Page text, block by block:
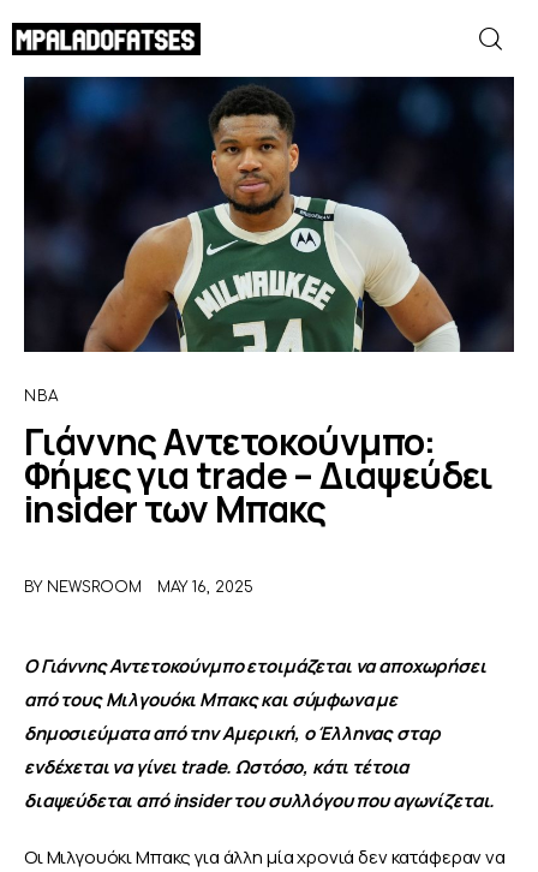
Γιάννης Αντετοκούνμπο: Φήμες για trade
– Διαψεύδει insider των Μπακς
ΜΟΥΝΤΙΑΛ 2026
ΠΟΔΟΣΦΑΙΡΟ
ΜΠΑΣΚΕΤ
ΣΠΟΡ
BLOGS
ΑΦΙΕΡΩΜΑΤΑ
MEET THE TEAM
NBA
Γιάννης Αντετοκούνμπο:
Φήμες για trade – Διαψεύδει
insider των Μπακς
BY NEWSROOM MAY 16, 2025
Ο Γιάννης Αντετοκούνμπο ετοιμάζεται να αποχωρήσει
από τους Μιλγουόκι Μπακς και σύμφωνα με
δημοσιεύματα από την Αμερική, ο Έλληνας σταρ
ενδέχεται να γίνει trade. Ωστόσο, κάτι τέτοια
διαψεύδεται από insider του συλλόγου που αγωνίζεται.
Οι Μιλγουόκι Μπακς για άλλη μία χρονιά δεν κατάφεραν να